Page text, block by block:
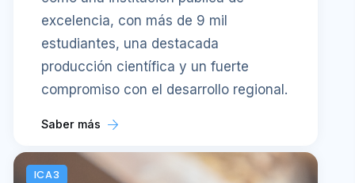
excelencia, con más de 9 mil
estudiantes, una destacada
producción científica y un fuerte
compromiso con el desarrollo regional.
Saber más
ICA3